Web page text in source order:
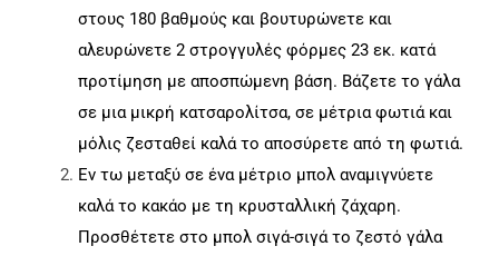
στους 180 βαθμούς και βουτυρώνετε και
αλευρώνετε 2 στρογγυλές φόρμες 23 εκ. κατά
προτίμηση με αποσπώμενη βάση. Βάζετε το γάλα
σε μια μικρή κατσαρολίτσα, σε μέτρια φωτιά και
μόλις ζεσταθεί καλά το αποσύρετε από τη φωτιά.
Εν τω μεταξύ σε ένα μέτριο μπολ αναμιγνύετε
καλά το κακάο με τη κρυσταλλική ζάχαρη.
Προσθέτετε στο μπολ σιγά-σιγά το ζεστό γάλα